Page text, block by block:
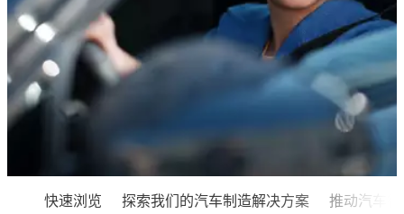
快速浏览 探索我们的汽车制造解决方案 推动汽车